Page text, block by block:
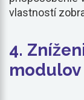
vlastností
4.
modulov